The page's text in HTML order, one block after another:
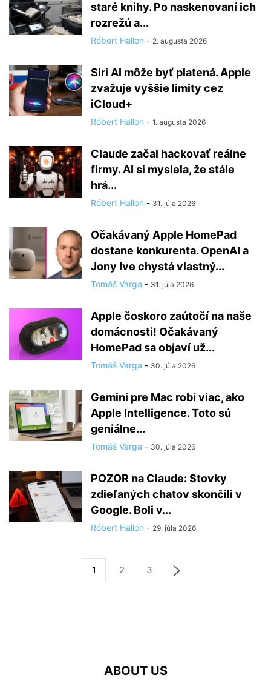
staré knihy. Po naskenovaní ich
rozrežú a...
Róbert Hallon - 2. augusta 2026
Siri AI môže byť platená. Apple
zvažuje vyššie limity cez
iCloud+
Róbert Hallon - 1. augusta 2026
Claude začal hackovať reálne
firmy. AI si myslela, že stále
hrá...
Róbert Hallon - 31. júla 2026
Očakávaný Apple HomePad
dostane konkurenta. OpenAI a
Jony Ive chystá vlastný...
Tomáš Varga - 31. júla 2026
Apple čoskoro zaútočí na naše
domácnosti! Očakávaný
HomePad sa objaví už...
Tomáš Varga - 30. júla 2026
Gemini pre Mac robí viac, ako
Apple Intelligence. Toto sú
geniálne...
Tomáš Varga - 30. júla 2026
POZOR na Claude: Stovky
zdieľaných chatov skončili v
Google. Boli v...
Róbert Hallon - 29. júla 2026
1 2 3
ABOUT US